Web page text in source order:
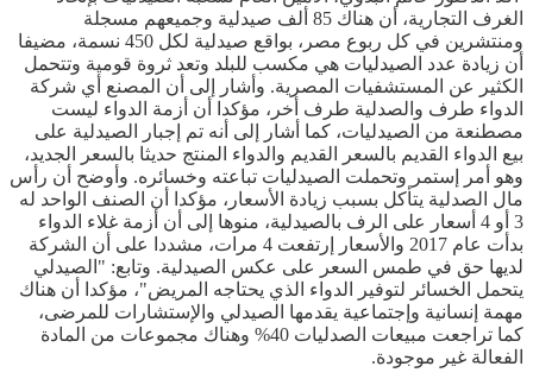
الغرف التجارية، أن هناك 85 ألف صيدلية وجميعهم مسجلة
ومنتشرين في كل ربوع مصر، بواقع صيدلية لكل 450 نسمة، مضيفا
أن زيادة عدد الصيدليات هي مكسب للبلد وتعد ثروة قومية وتتحمل
الكثير عن المستشفيات المصرية. وأشار إلى أن المصنع أي شركة
الدواء طرف والصدلية طرف أخر، مؤكدا أن أزمة الدواء ليست
مصطنعة من الصيدليات، كما أشار إلى أنه تم إجبار الصيدلية على
بيع الدواء القديم بالسعر القديم والدواء المنتج حديثا بالسعر الجديد،
وهو أمر إستمر وتحملت الصيدليات تباعته وخسائره. وأوضح أن رأس
مال الصدلية يتأكل بسبب زيادة الأسعار، مؤكدا أن الصنف الواحد له
3 أو 4 أسعار على الرف بالصيدلية، منوها إلى أن أزمة غلاء الدواء
بدأت عام 2017 والأسعار إرتفعت 4 مرات، مشددا على أن الشركة
لديها حق في طمس السعر على عكس الصيدلية. وتابع: "الصيدلي
يتحمل الخسائر لتوفير الدواء الذي يحتاجه المريض"، مؤكدا أن هناك
مهمة إنسانية وإجتماعية يقدمها الصيدلي والإستشارات للمرضى،
كما تراجعت مبيعات الصدليات 40% وهناك مجموعات من المادة
الفعالة غير موجودة.